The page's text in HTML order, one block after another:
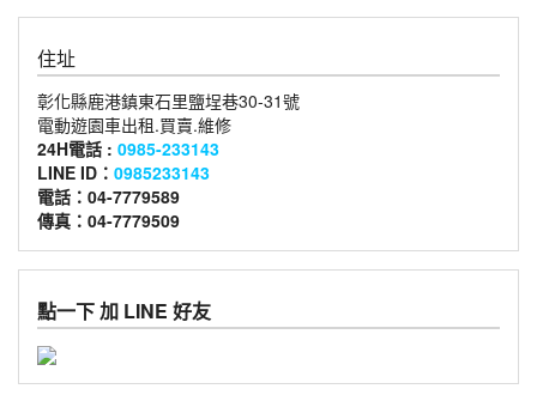
住址
彰化縣鹿港鎮東石里鹽埕巷30-31號
電動遊園車出租.買賣.維修
24H電話 : 0985-233143
LINE ID： 0985233143
電話：04-7779589
傳真：04-7779509
點一下 加 LINE 好友